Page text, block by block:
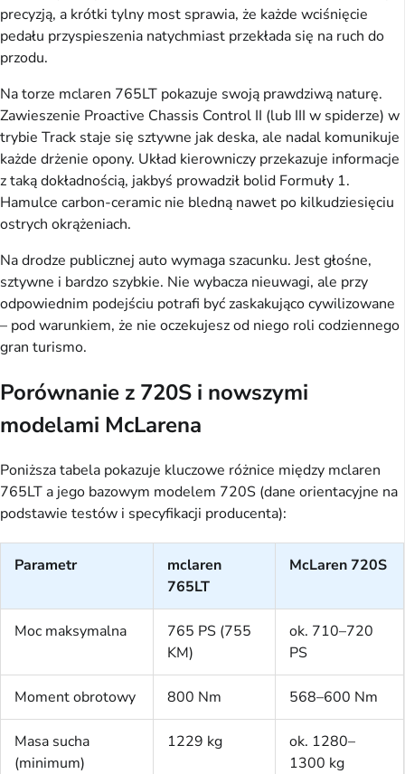
precyzją, a krótki tylny most sprawia, że każde wciśnięcie
pedału przyspieszenia natychmiast przekłada się na ruch do
przodu.
Na torze mclaren 765LT pokazuje swoją prawdziwą naturę.
Zawieszenie Proactive Chassis Control II (lub III w spiderze) w
trybie Track staje się sztywne jak deska, ale nadal komunikuje
każde drżenie opony. Układ kierowniczy przekazuje informacje
z taką dokładnością, jakbyś prowadził bolid Formuły 1.
Hamulce carbon-ceramic nie bledną nawet po kilkudziesięciu
ostrych okrążeniach.
Na drodze publicznej auto wymaga szacunku. Jest głośne,
sztywne i bardzo szybkie. Nie wybacza nieuwagi, ale przy
odpowiednim podejściu potrafi być zaskakująco cywilizowane
– pod warunkiem, że nie oczekujesz od niego roli codziennego
gran turismo.
Porównanie z 720S i nowszymi
modelami McLarena
Poniższa tabela pokazuje kluczowe różnice między mclaren
765LT a jego bazowym modelem 720S (dane orientacyjne na
podstawie testów i specyfikacji producenta):
Parametr
mclaren
765LT
McLaren 720S
Moc maksymalna
765 PS (755
KM)
ok. 710–720
PS
Moment obrotowy 800 Nm 568–600 Nm
Masa sucha
(minimum)
1229 kg
ok. 1280–
1300 kg